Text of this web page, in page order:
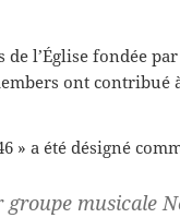
de l’Église fondée
ont contribué
» a été désigné
groupe musicale